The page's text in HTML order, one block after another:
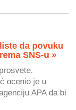
da povuku
SNS-u »
ocenio je u
APA da bi